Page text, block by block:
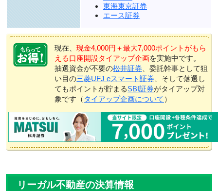
東海東京証券
エース証券
現在、 現金4,000円＋最大7,000ポイントがもら
える口座開設タイアップ企画を実施中です。
抽選資金が不要の松井証券 、委託幹事として狙
い目の三菱UFJ eスマート証券 、そして落選し
てもポイントが貯まるSBI証券がタイアップ対
象です（ タイアップ企画について ）
リーガル不動産の決算情報